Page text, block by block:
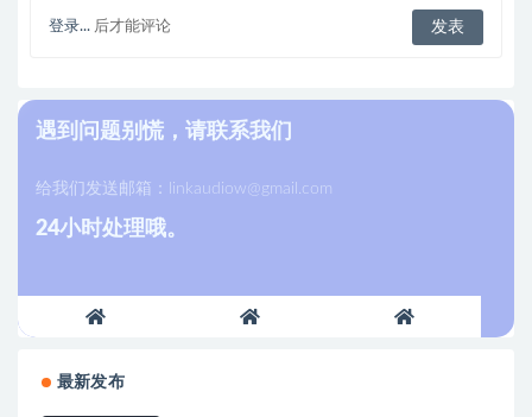
登录... 后才能评论
遇到问题别慌，请联系我们
给我们发送邮箱： linkaudiow@gmail.com
24小时处理哦。
最新发布